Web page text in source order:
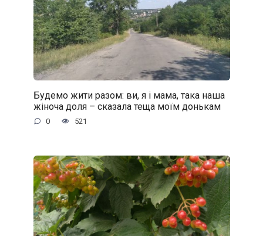
Будемо жити разом: ви, я і мама, така наша
жіноча доля – сказала теща моїм донькам
0 521